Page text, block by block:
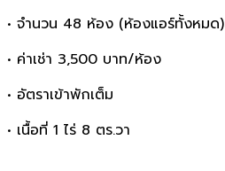
• จำนวน 48 ห้อง (ห้องแอร์ทั้งหมด)
• ค่าเช่า 3,500 บาท/ห้อง
• อัตราเข้าพักเต็ม
• เนื้อที่ 1 ไร่ 8 ตร.วา